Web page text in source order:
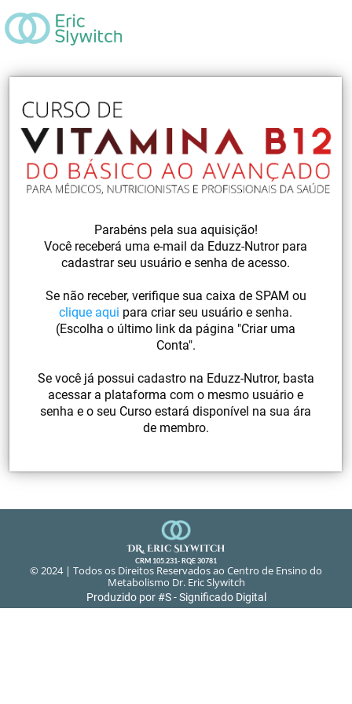
Parabéns pela sua aquisição!
Você receberá uma e-mail da Eduzz-Nutror para
cadastrar seu usuário e senha de acesso.
Se não receber, verifique sua caixa de SPAM ou
clique aqui para criar seu usuário e senha.
(Escolha o último link da página "Criar uma
Conta".
Se você já possui cadastro na Eduzz-Nutror, basta
acessar a plataforma com o mesmo usuário e
senha e o seu Curso estará disponível na sua ára
de membro.
DR. Eric SlYwitch
CRM 105.231- RQE 30781
© 2024 | Todos os Direitos Reservados ao Centro de Ensino do
Metabolismo Dr. Eric Slywitch
Produzido por #S - Significado Digital